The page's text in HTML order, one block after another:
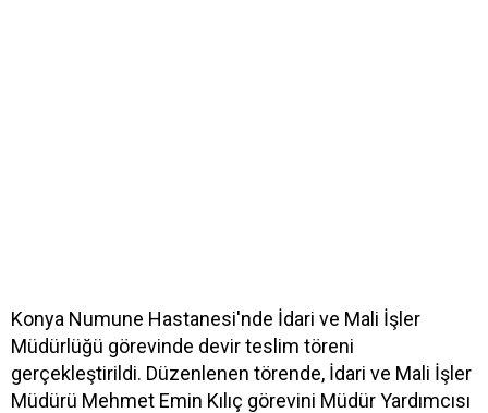
Konya Numune Hastanesi'nde İdari ve Mali İşler
Müdürlüğü görevinde devir teslim töreni
gerçekleştirildi. Düzenlenen törende, İdari ve Mali İşler
Müdürü Mehmet Emin Kılıç görevini Müdür Yardımcısı